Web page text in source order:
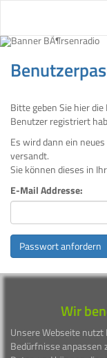
Bitte geben Sie hier
Benutzer registriert
Es wird dann ein
versandt.
Sie können dieses in
E-Mail Addresse:
Passwort anfordern
Wir
Unsere Webseite
Bedürfnisse